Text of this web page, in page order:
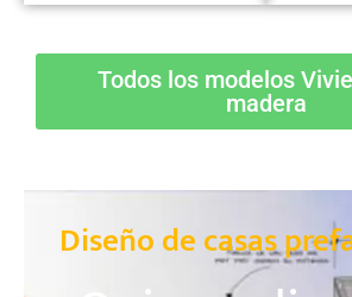
Todos los modelos
madera
Diseño de casas